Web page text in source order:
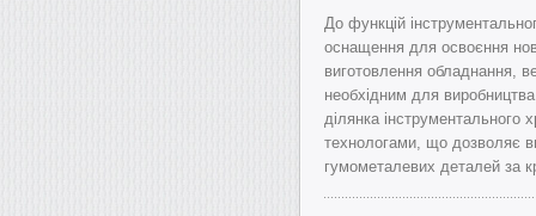
До функцій
оснащення для освоєння
виготовлення обладнання,
необхідним для
ділянка інструментального
технологами, що дозволяє
гумометалевих деталей за